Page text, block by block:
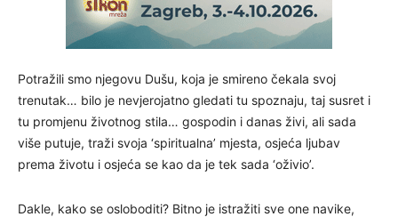
Potražili smo njegovu Dušu, koja je smireno čekala svoj
trenutak… bilo je nevjerojatno gledati tu spoznaju, taj susret i
tu promjenu životnog stila… gospodin i danas živi, ali sada
više putuje, traži svoja ‘spiritualna’ mjesta, osjeća ljubav
prema životu i osjeća se kao da je tek sada ‘oživio’.
Dakle, kako se osloboditi? Bitno je istražiti sve one navike,